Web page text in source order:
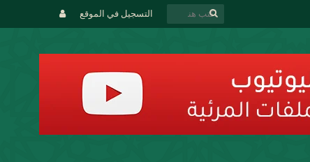
التسجيل في الموقع